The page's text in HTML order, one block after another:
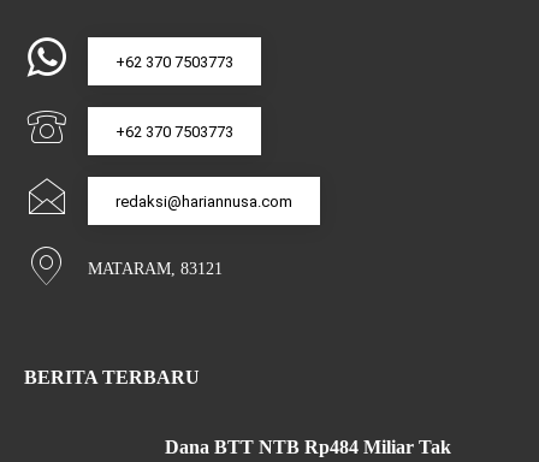
+62 370 7503773
+62 370 7503773
redaksi@hariannusa.com
MATARAM, 83121
BERITA TERBARU
Dana BTT NTB Rp484 Miliar Tak